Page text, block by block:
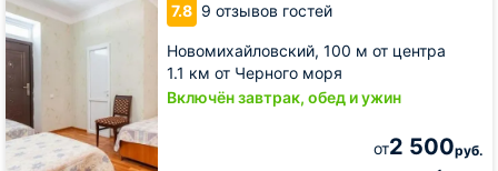
7.8 9 отзывов гостей
Новомихайловский, 100 м от центра
1.1 км от Черного моря
Включён завтрак, обед и ужин
от2 500руб.